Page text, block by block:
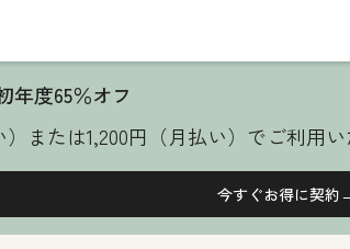
度65％オフ
または1,200円（月払い）でご利用
今すぐお得に契約